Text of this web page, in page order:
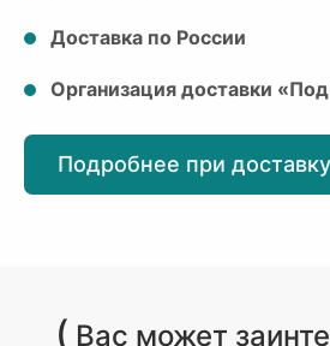
Доставка по России
Организация доставки
Подробнее при доставку
( Вас может